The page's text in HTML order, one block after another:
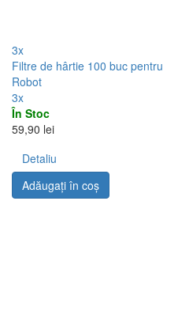
3x
Filtre de hârtie 100 buc pentru
Robot
3x
În Stoc
59,90 lei
Detaliu
Adăugați în coş